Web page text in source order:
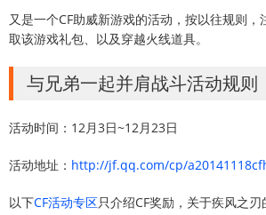
又是一个CF助威新游戏的活动，按以往规则
取该游戏礼包、以及穿越火线道具。
与兄弟一起并肩战斗活动规则
活动时间：12月3日~12月23日
活动地址： http://jf.qq.com/cp/
以下CF活动专区只介绍CF奖励，关于疾风之